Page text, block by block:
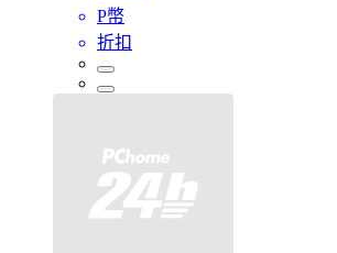
P幣
折扣